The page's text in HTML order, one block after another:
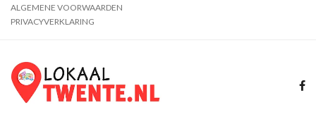
ALGEMENE VOORWAARDEN
PRIVACYVERKLARING